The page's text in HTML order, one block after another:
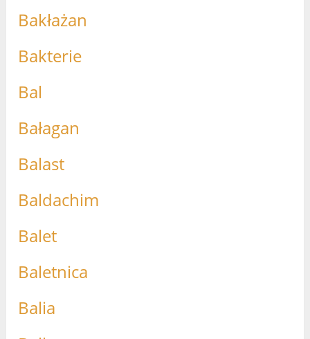
Bakłażan
Bakterie
Bal
Bałagan
Balast
Baldachim
Balet
Baletnica
Balia